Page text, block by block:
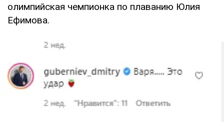
олимпийская чемпионка по плаванию Юлия
Ефимова.